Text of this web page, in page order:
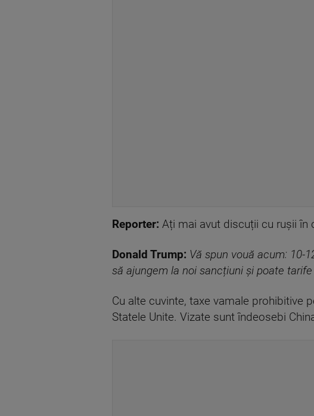
Reporter: Ați mai avut discuții cu rușii în
Donald Trump: Vă spun vouă acum: 10-
să ajungem la noi sancțiuni și poate tarife
Cu alte cuvinte, taxe vamale prohibitive
Statele Unite. Vizate sunt îndeosebi